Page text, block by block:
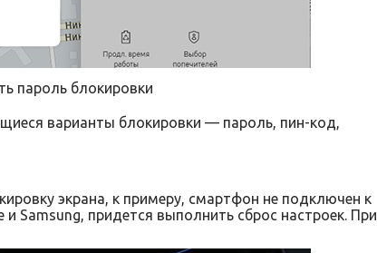
пароль блокировки
варианты блокировки — пароль, пин-код,
экрана, к примеру, смартфон не подключен к
Samsung, придется выполнить сброс настроек. При